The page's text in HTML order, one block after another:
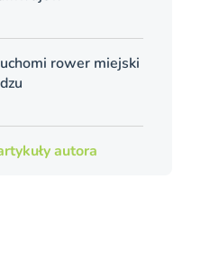
rower miejski
autora